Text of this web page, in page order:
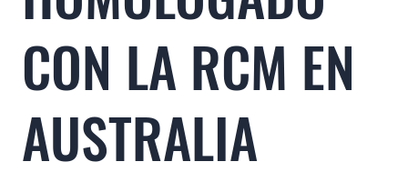
CON LA RCM EN
AUSTRALIA